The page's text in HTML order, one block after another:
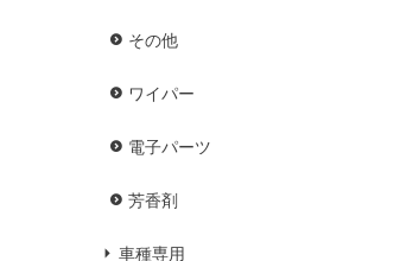
その他
ワイパー
電子パーツ
芳香剤
車種専用